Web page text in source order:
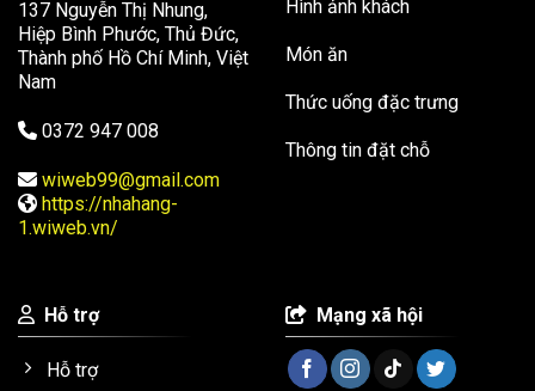
137 Nguyễn Thị Nhung,
Hiệp Bình Phước, Thủ Đức,
Thành phố Hồ Chí Minh, Việt
Nam
0372 947 008
wiweb99@gmail.com
https://nhahang-
1.wiweb.vn/
Hình ảnh khách
Món ăn
Thức uống đặc trưng
Thông tin đặt chỗ
Hỗ trợ
Hỗ trợ
Mạng xã hội